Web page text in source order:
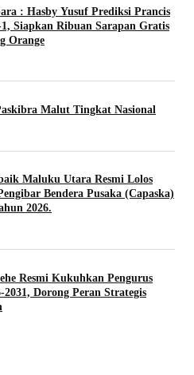
: Hasby Yusuf Prediksi Prancis
Siapkan Ribuan Sarapan Gratis
Orange
Malut Tingkat Nasional
Maluku Utara Resmi Lolos
Bendera Pusaka (Capaska)
2026.
Resmi Kukuhkan Pengurus
Dorong Peran Strategis